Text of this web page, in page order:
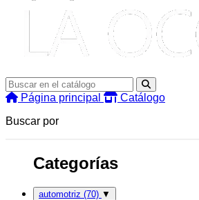
Página principal
Catálogo
Buscar por
Categorías
automotriz (70) ▼